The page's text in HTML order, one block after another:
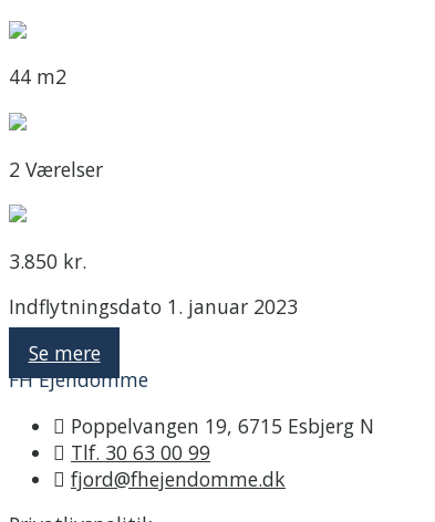
44 m2
2 Værelser
3.850 kr.
Indflytningsdato 1. januar 2023
Se mere
FH Ejendomme
Poppelvangen 19, 6715 Esbjerg N
Tlf. 30 63 00 99
fjord@fhejendomme.dk